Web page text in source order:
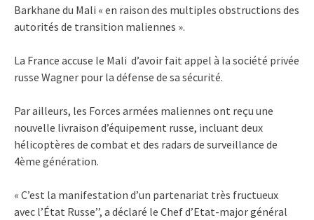
Barkhane du Mali « en raison des multiples obstructions des
autorités de transition maliennes ».
La France accuse le Mali d’avoir fait appel à la société privée
russe Wagner pour la défense de sa sécurité.
Par ailleurs, les Forces armées maliennes ont reçu une
nouvelle livraison d’équipement russe, incluant deux
hélicoptères de combat et des radars de surveillance de
4ème génération.
« C’est la manifestation d’un partenariat très fructueux
avec l’État Russe’’, a déclaré le Chef d’Etat-major général